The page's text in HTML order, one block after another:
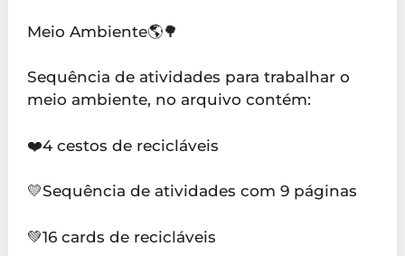
Meio Ambiente🌎🌳
Sequência de atividades para trabalhar o
meio ambiente, no arquivo contém:
❤️4 cestos de recicláveis
💛Sequência de atividades com 9 páginas
💚16 cards de recicláveis